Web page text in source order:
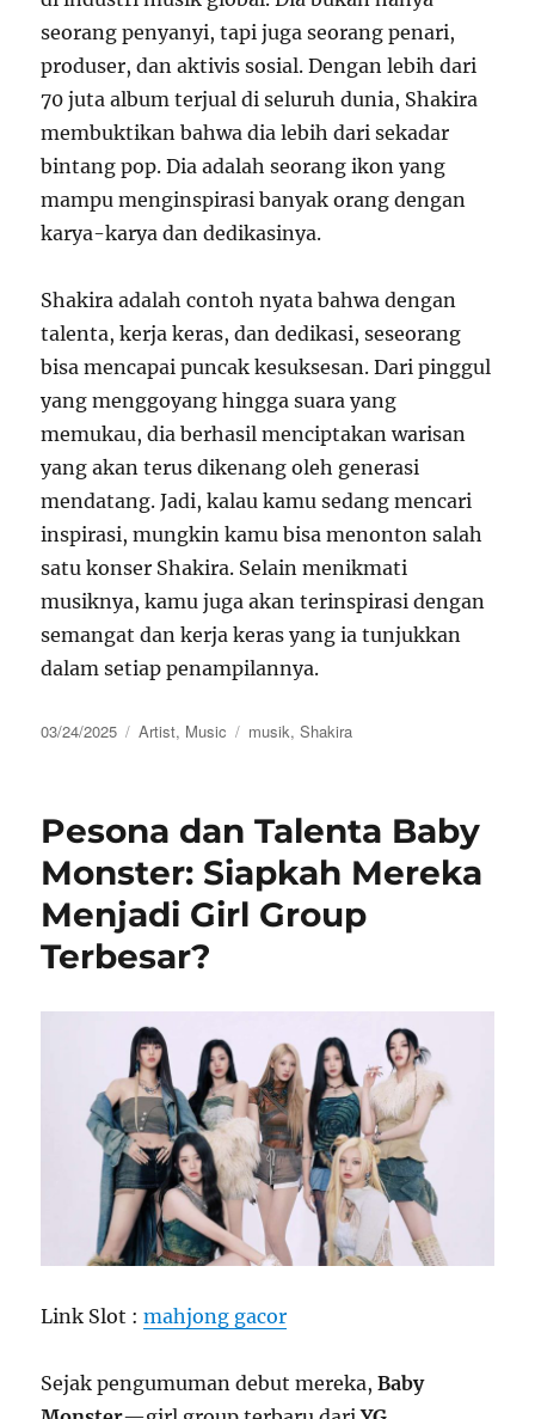
seorang penyanyi, tapi juga seorang penari,
produser, dan aktivis sosial. Dengan lebih dari
70 juta album terjual di seluruh dunia, Shakira
membuktikan bahwa dia lebih dari sekadar
bintang pop. Dia adalah seorang ikon yang
mampu menginspirasi banyak orang dengan
karya-karya dan dedikasinya.
Shakira adalah contoh nyata bahwa dengan
talenta, kerja keras, dan dedikasi, seseorang
bisa mencapai puncak kesuksesan. Dari pinggul
yang menggoyang hingga suara yang
memukau, dia berhasil menciptakan warisan
yang akan terus dikenang oleh generasi
mendatang. Jadi, kalau kamu sedang mencari
inspirasi, mungkin kamu bisa menonton salah
satu konser Shakira. Selain menikmati
musiknya, kamu juga akan terinspirasi dengan
semangat dan kerja keras yang ia tunjukkan
dalam setiap penampilannya.
Posted
03/24/2025 Categories
Artist, Music Tags
musik,Shakira
Pesona dan Talenta Baby
Monster: Siapkah Mereka
Menjadi Girl Group
Terbesar?
Link Slot :mahjong gacor
Sejak pengumuman debut mereka,Baby